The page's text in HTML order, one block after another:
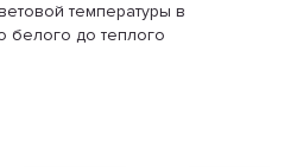
температуры в
белого до теплого